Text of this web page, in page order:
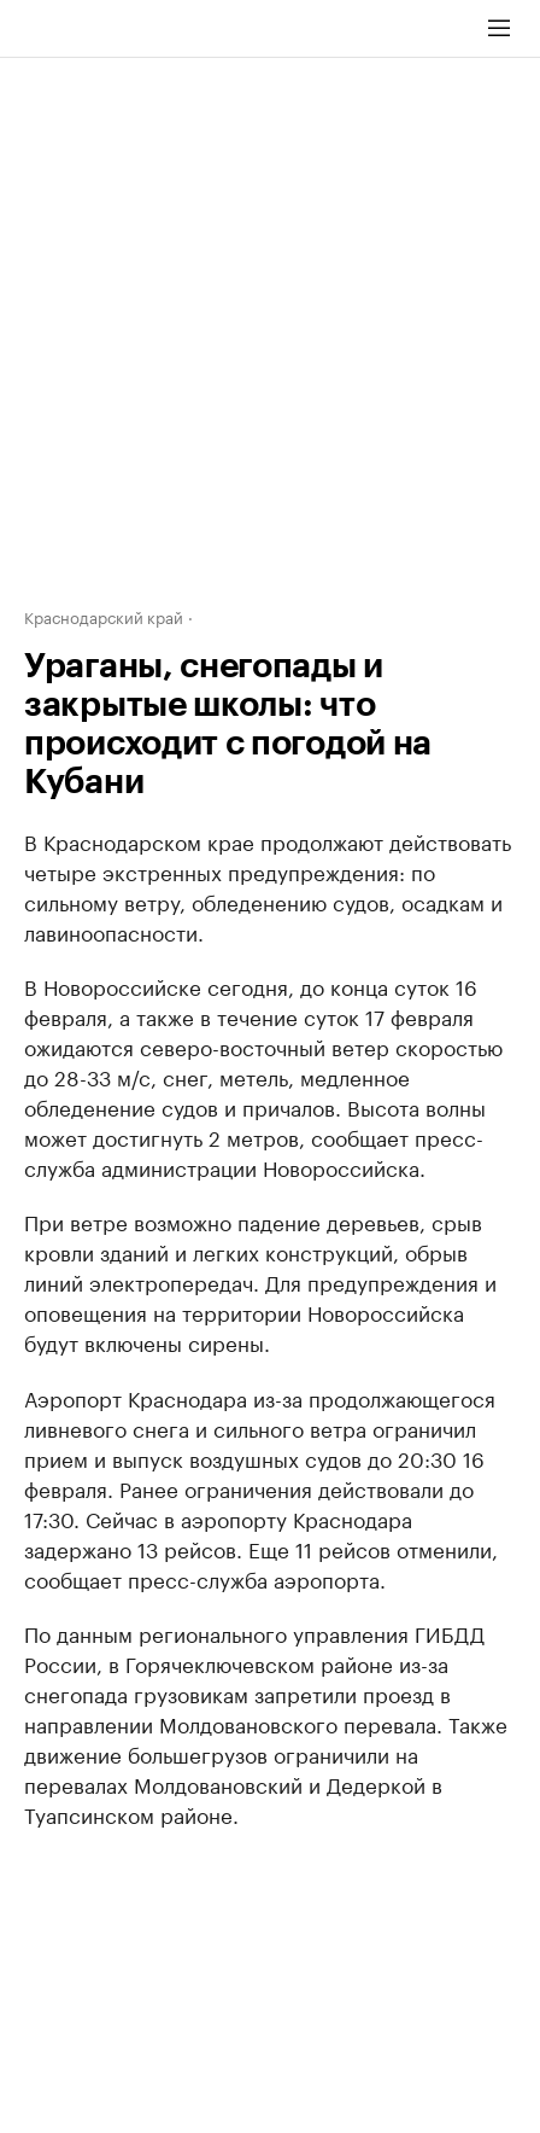
Краснодарский край
Ураганы, снегопады и
закрытые школы: что
происходит с погодой на
Кубани
В Краснодарском крае продолжают действовать
четыре экстренных предупреждения: по
сильному ветру, обледенению судов, осадкам и
лавиноопасности.
В Новороссийске сегодня, до конца суток 16
февраля, а также в течение суток 17 февраля
ожидаются северо-восточный ветер скоростью
до 28-33 м/с, снег, метель, медленное
обледенение судов и причалов. Высота волны
может достигнуть 2 метров, сообщает пресс-
служба администрации Новороссийска.
При ветре возможно падение деревьев, срыв
кровли зданий и легких конструкций, обрыв
линий электропередач. Для предупреждения и
оповещения на территории Новороссийска
будут включены сирены.
Аэропорт Краснодара из-за продолжающегося
ливневого снега и сильного ветра ограничил
прием и выпуск воздушных судов до 20:30 16
февраля. Ранее ограничения действовали до
17:30. Сейчас в аэропорту Краснодара
задержано 13 рейсов. Еще 11 рейсов отменили,
сообщает пресс-служба аэропорта.
По данным регионального управления ГИБДД
России, в Горячеключевском районе из-за
снегопада грузовикам запретили проезд в
направлении Молдовановского перевала. Также
движение большегрузов ограничили на
перевалах Молдовановский и Дедеркой в
Туапсинском районе.